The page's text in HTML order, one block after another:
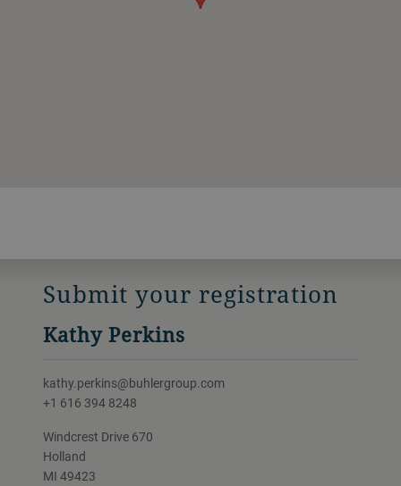
Submit your registration
Kathy Perkins
kathy.perkins@buhlergroup.com
+1 616 394 8248
Windcrest Drive 670
Holland
MI 49423